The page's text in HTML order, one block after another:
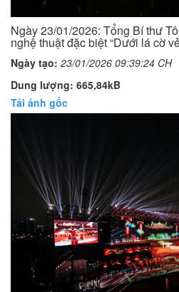
Ngày 23/01/2026: Tổng Bí thư
nghệ thuật đặc biệt “Dưới lá cờ
Ngày tạo: 23/01/2026 09:39:24 CH
Dung lượng: 665,84kB
Tải ảnh gốc